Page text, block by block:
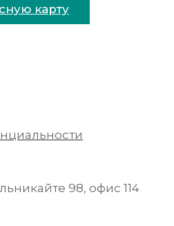
карту
98, офис 114